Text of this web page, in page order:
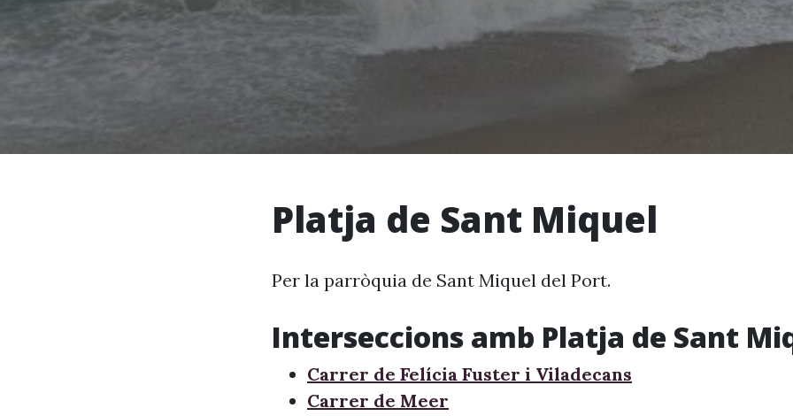
Platja de Sant Miquel
Per la parròquia de Sant Miquel del Port.
Interseccions amb Platja de Sant
Carrer de Felícia Fuster i Viladecans
Carrer de Meer